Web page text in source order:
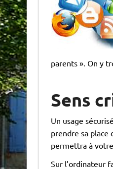
parents ». On y
Sens
Un usage
prendre sa place
permettra à
Sur l’ordinateur